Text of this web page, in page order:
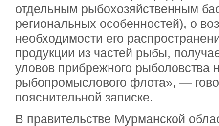
отдельным рыбохозяйственным
региональных особенностей), о
необходимости его
продукции из частей рыбы,
уловов прибрежного рыболовства
рыбопромыслового флота», —
пояснительной записке.
В правительстве Мурманской